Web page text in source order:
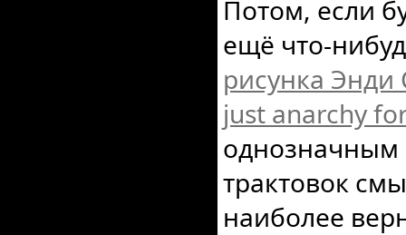
Потом, если
ещё что-
рисунка Энди
just anarchy
трактовок
наиболее